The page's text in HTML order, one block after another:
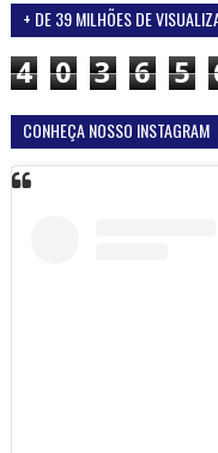
+ DE 39 MILHÕES DE
4 0 3 6 5
CONHEÇA NOSSO INSTAGRAM